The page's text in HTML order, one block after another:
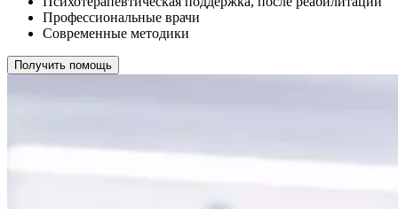
Профессиональные врачи
Современные методики
Получить помощь